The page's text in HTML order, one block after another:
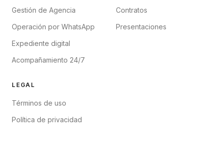
Gestión de Agencia
Operación por WhatsApp
Expediente digital
Acompañamiento 24/7
Contratos
Presentaciones
LEGAL
Términos de uso
Política de privacidad